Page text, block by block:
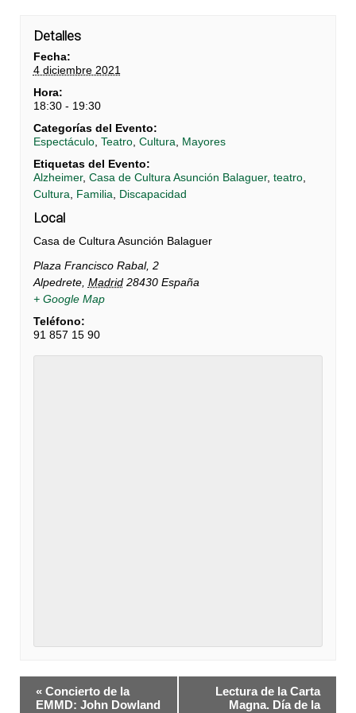
Detalles
Fecha:
4 diciembre 2021
Hora:
18:30 - 19:30
Categorías del Evento:
Espectáculo, Teatro, Cultura, Mayores
Etiquetas del Evento:
Alzheimer, Casa de Cultura Asunción Balaguer, teatro,
Cultura, Familia, Discapacidad
Local
Casa de Cultura Asunción Balaguer
Plaza Francisco Rabal, 2
Alpedrete, Madrid 28430 España
+ Google Map
Teléfono:
91 857 15 90
Navegación
del
« Concierto de la
EMMD: John Dowland
Lectura de la Carta
Magna. Día de la